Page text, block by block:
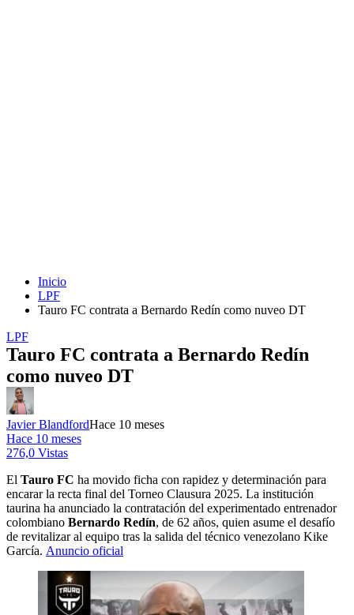
Inicio
LPF
Tauro FC contrata a Bernardo Redín como nuveo DT
LPF
Tauro FC contrata a Bernardo Redín
como nuveo DT
Javier BlandfordHace 10 meses
Hace 10 meses
276,0 Vistas
El Tauro FC ha movido ficha con rapidez y determinación para
encarar la recta final del Torneo Clausura 2025. La institución
taurina ha anunciado la contratación del experimentado entrenador
colombiano Bernardo Redín, de 62 años, quien asume el desafío
de revitalizar al equipo tras la salida del técnico venezolano Kike
García. Anuncio oficial